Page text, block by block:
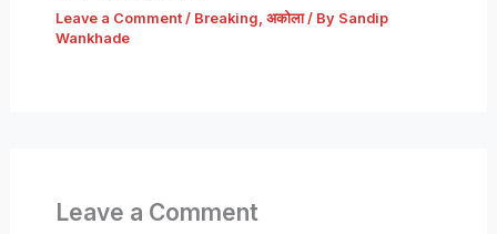
Leave a Comment / Breaking अकोला/ By Sandip
Wankhade
Leave a Comment